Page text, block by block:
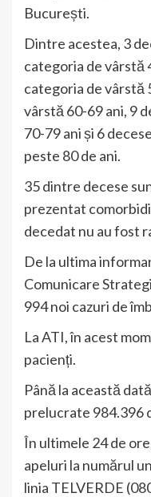
București.
Dintre acestea, 3
categoria de vârstă
categoria de vârstă
vârstă 60-69 ani, 9
70-79 ani și 6
peste 80 de ani.
35 dintre decese
prezentat
decedat nu au fost
De la ultima
Comunicare
994 noi cazuri de
La ATI, în acest
pacienți.
Până la această
prelucrate 984.396
În ultimele 24 de
apeluri la numărul
linia TELVERDE